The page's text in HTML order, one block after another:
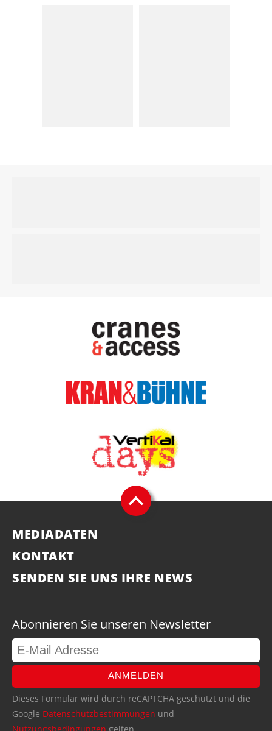
MEDIADATEN
KONTAKT
SENDEN SIE UNS IHRE NEWS
Abonnieren Sie unseren Newsletter
ANMELDEN
Dieses Formular wird durch reCAPTCHA geschützt und die
Google Datenschutzbestimmungen und